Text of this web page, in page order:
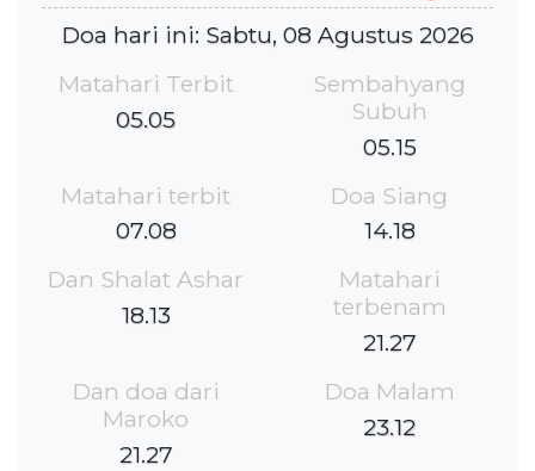
Doa hari ini: Sabtu, 08 Agustus 2026
Matahari Terbit
05.05
Sembahyang
Subuh
05.15
Matahari terbit
07.08
Doa Siang
14.18
Dan Shalat Ashar
18.13
Matahari
terbenam
21.27
Dan doa dari
Maroko
21.27
Doa Malam
23.12